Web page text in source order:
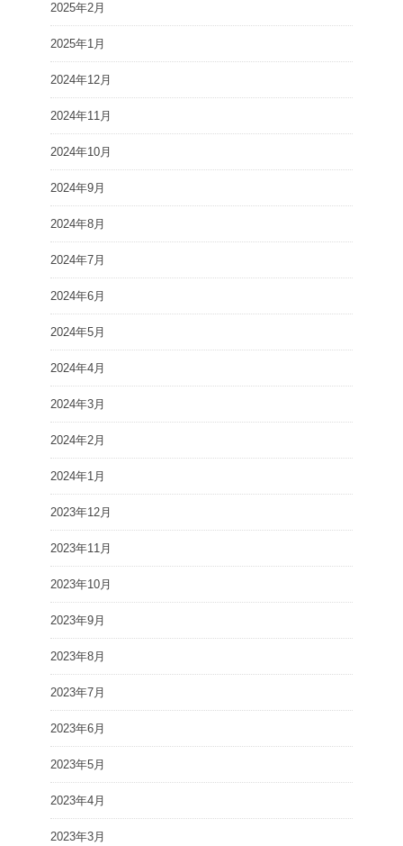
2025年2月
2025年1月
2024年12月
2024年11月
2024年10月
2024年9月
2024年8月
2024年7月
2024年6月
2024年5月
2024年4月
2024年3月
2024年2月
2024年1月
2023年12月
2023年11月
2023年10月
2023年9月
2023年8月
2023年7月
2023年6月
2023年5月
2023年4月
2023年3月